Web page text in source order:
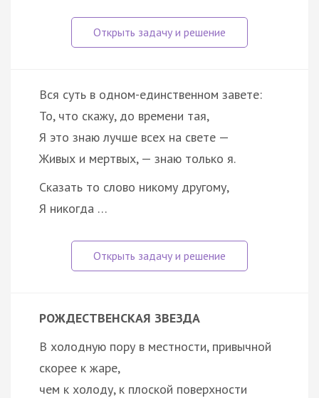
Вся суть в одном-единственном завете:
То, что скажу, до времени тая,
Я это знаю лучше всех на свете —
Живых и мертвых, — знаю только я.
Сказать то слово никому другому,
Я никогда …
РОЖДЕСТВЕНСКАЯ ЗВЕЗДА
В холодную пору в местности, привычной
скорее к жаре,
чем к холоду, к плоской поверхности